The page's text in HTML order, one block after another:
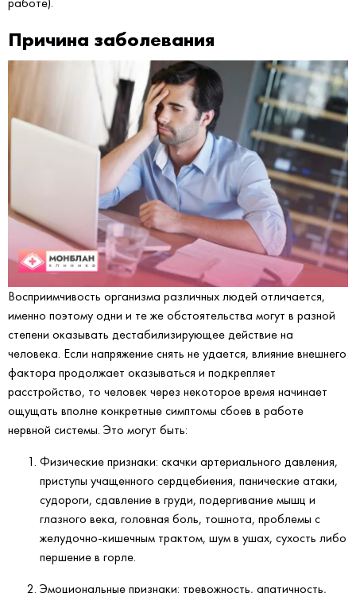
Причина заболевания
Восприимчивость организма различных людей отличается,
именно поэтому одни и те же обстоятельства могут в разной
степени оказывать дестабилизирующее действие на
человека. Если напряжение снять не удается, влияние внешнего
фактора продолжает оказываться и подкрепляет
расстройство, то человек через некоторое время начинает
ощущать вполне конкретные симптомы сбоев в работе
нервной системы. Это могут быть:
Физические признаки: скачки артериального давления,
приступы учащенного сердцебиения, панические атаки,
судороги, сдавление в груди, подергивание мышц и
глазного века, головная боль, тошнота, проблемы с
желудочно-кишечным трактом, шум в ушах, сухость либо
першение в горле.
Эмоциональные признаки: тревожность, апатичность,